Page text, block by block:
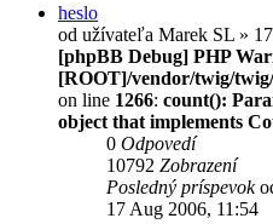
heslo
od užívateľa Marek SL »
[phpBB Debug] PHP
[ROOT]/vendor/twig/
on line 1266: count():
object that implements
0 Odpovedí
10792 Zobrazení
Posledný príspevok
17 Aug 2006, 11:54